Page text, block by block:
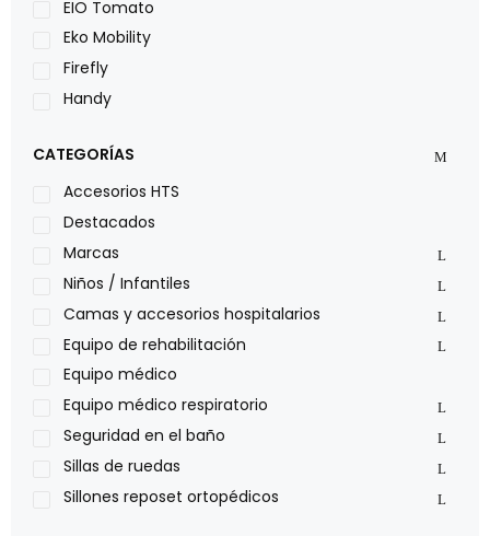
EIO Tomato
Eko Mobility
Firefly
Handy
Leggero
Lumex
Medical Store
Nidek
Oxiplus
Philips
Pride
Roho
Sillas de ruedas Everest Jennings
Stealth products
Xiehe Medical
CATEGORÍAS
Accesorios HTS
Destacados
Marcas
Niños / Infantiles
Camas y accesorios hospitalarios
Equipo de rehabilitación
Equipo médico
Equipo médico respiratorio
Seguridad en el baño
Sillas de ruedas
Sillones reposet ortopédicos